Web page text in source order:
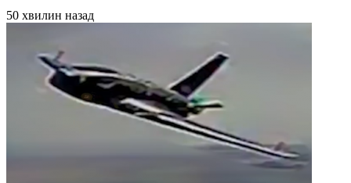
50 хвилин назад